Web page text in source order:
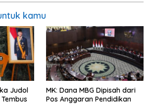
kamu
Judol
MK: Dana MBG Dipisah dari
Pos Anggaran Pendidikan